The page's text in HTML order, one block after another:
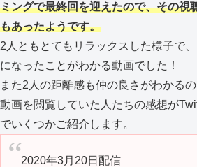
ミングで最終回を迎えたので、その視
もあったようです。
2人ともとてもリラックスした様子で
になったことがわかる動画でした！
また2人の距離感も仲の良さがわかる
動画を閲覧していた人たちの感想が
でいくつかご紹介します。
2020年3月20日配信